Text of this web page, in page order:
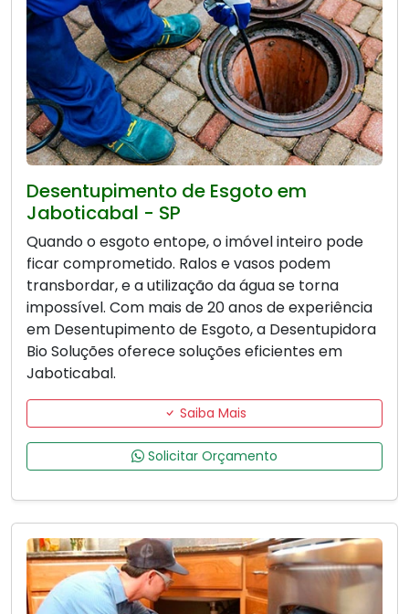
Desentupimento de Esgoto em
Jaboticabal - SP
Quando o esgoto entope, o imóvel inteiro pode
ficar comprometido. Ralos e vasos podem
transbordar, e a utilização da água se torna
impossível. Com mais de 20 anos de experiência
em Desentupimento de Esgoto, a Desentupidora
Bio Soluções oferece soluções eficientes em
Jaboticabal.
Saiba Mais
Solicitar Orçamento